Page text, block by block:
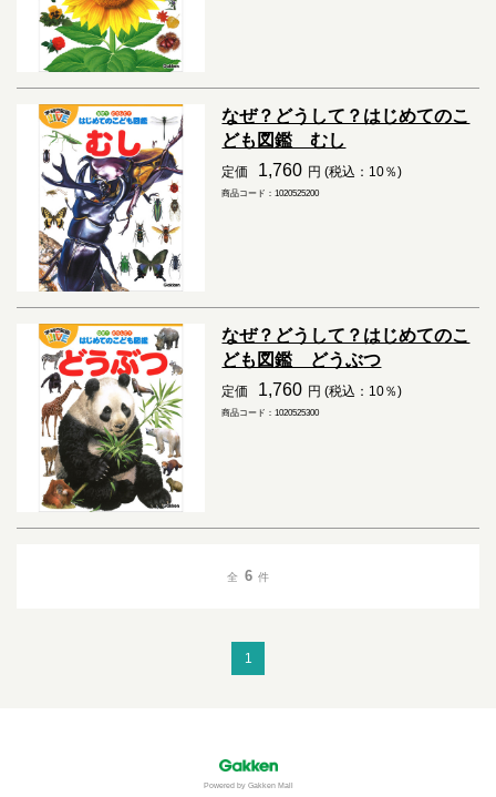
なぜ？どうして？はじめてのこ
ども図鑑 むし
定価 1,760 円 (税込：10％)
商品コード：1020525200
なぜ？どうして？はじめてのこ
ども図鑑 どうぶつ
定価 1,760 円 (税込：10％)
商品コード：1020525300
全 6 件
1
Powered by Gakken Mall